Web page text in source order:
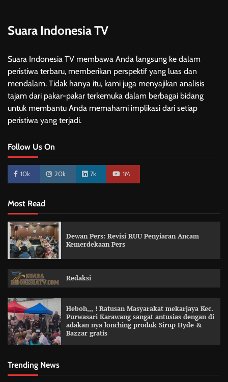
Suara Indonesia TV
Suara Indonesia TV membawa Anda langsung ke dalam
peristiwa terbaru, memberikan perspektif yang luas dan
mendalam. Tidak hanya itu, kami juga menyajikan analisis
tajam dari pakar-pakar terkemuka dalam berbagai bidang
untuk membantu Anda memahami implikasi dari setiap
peristiwa yang terjadi.
Follow Us On
10k 20k 7k 1M
Most Read
Dewan Pers: Revisi RUU Penyiaran Ancam
Kemerdekaan Pers
Redaksi
Heboh,,, ! Ratusan Masyarakat mekarjaya Kec.
Purwasari Karawang sangat antusias dengan di
adakan nya lonching produk Sirup Hyde &
Bazzar gratis
Trending News